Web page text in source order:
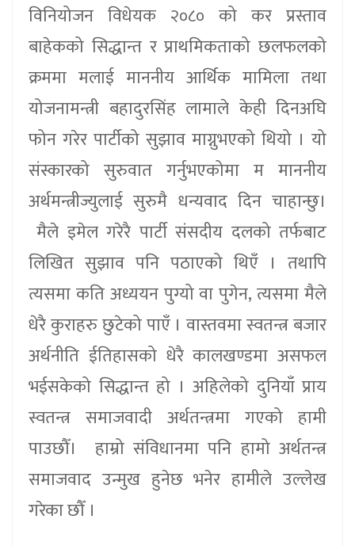
विनियोजन विधेयक २०८० को कर प्रस्ताव
बाहेकको सिद्धान्त र प्राथमिकताको छलफलको
क्रममा मलाई माननीय आर्थिक मामिला तथा
योजनामन्त्री बहादुरसिंह लामाले केही दिनअघि
फोन गरेर पार्टीको सुझाव माग्नुभएको थियो । यो
संस्कारको सुरुवात गर्नुभएकोमा म माननीय
अर्थमन्त्रीज्युलाई सुरुमै धन्यवाद दिन चाहान्छु।
मैले इमेल गरेरै पार्टी संसदीय दलको तर्फबाट
लिखित सुझाव पनि पठाएको थिएँ । तथापि
त्यसमा कति अध्ययन पुग्यो वा पुगेन, त्यसमा मैले
धेरै कुराहरु छुटेको पाएँ । वास्तवमा स्वतन्त्र बजार
अर्थनीति ईतिहासको धेरै कालखण्डमा असफल
भईसकेको सिद्धान्त हो । अहिलेको दुनियाँ प्राय
स्वतन्त्र समाजवादी अर्थतन्त्रमा गएको हामी
पाउछौँ। हाम्रो संविधानमा पनि हामो अर्थतन्त्र
समाजवाद उन्मुख हुनेछ भनेर हामीले उल्लेख
गरेका छौँ ।